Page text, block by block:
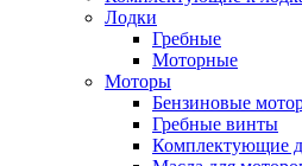
Лодки
Гребные
Моторные
Моторы
Бензиновые
Гребные винты
Комплектующие